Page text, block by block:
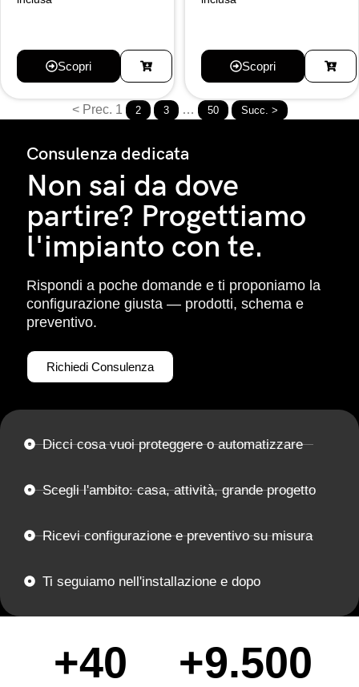
Scopri Scopri
< Prec. 1 2 3 … 50 Succ. >
Consulenza dedicata
Non sai da dove
partire? Progettiamo
l'impianto con te.
Rispondi a poche domande e ti proponiamo la
configurazione giusta — prodotti, schema e
preventivo.
Richiedi Consulenza
Dicci cosa vuoi proteggere o automatizzare
Scegli l'ambito: casa, attività, grande progetto
Ricevi configurazione e preventivo su misura
Ti seguiamo nell'installazione e dopo
+40 +9.500